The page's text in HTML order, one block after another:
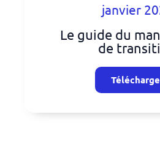
janvier
Le guide du
de